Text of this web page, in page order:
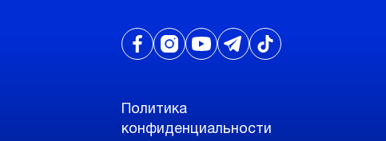
Политика
конфиденциальности